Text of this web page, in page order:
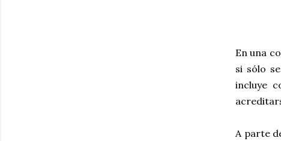
En una
si sólo
incluye
A parte